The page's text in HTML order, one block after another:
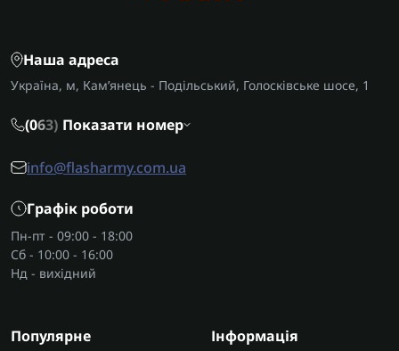
Наша адреса
Україна, м, Кам’янець - Подільський, Голосківське шосе, 1
(063) Показати номер
info@flasharmy.com.ua
Графік роботи
Пн-пт - 09:00 - 18:00
Сб - 10:00 - 16:00
Нд - вихідний
Популярне Інформація